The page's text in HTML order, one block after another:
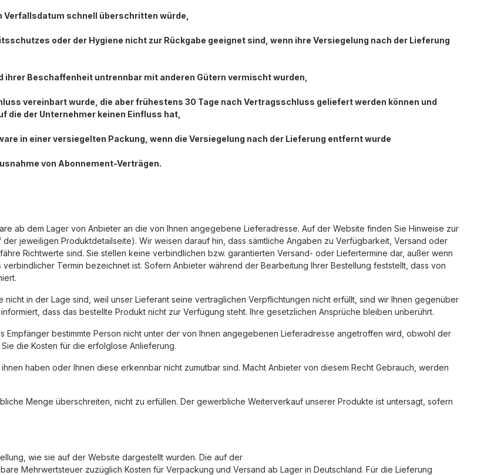
Verfallsdatum schnell überschritten würde,
oder der Hygiene nicht zur Rückgabe geeignet sind, wenn ihre Versiegelung nach der Lieferung
ihrer Beschaffenheit untrennbar mit anderen Gütern vermischt wurden,
vereinbart wurde, die aber frühestens 30 Tage nach Vertragsschluss geliefert werden können und
die der Unternehmer keinen Einfluss hat,
in einer versiegelten Packung, wenn die Versiegelung nach der Lieferung entfernt wurde
von Abonnement-Verträgen.
ab dem Lager von Anbieter an die von Ihnen angegebene Lieferadresse. Auf der Website finden Sie Hinweise zur
jeweiligen Produktdetailseite). Wir weisen darauf hin, dass sämtliche Angaben zu Verfügbarkeit, Versand oder
Richtwerte sind. Sie stellen keine verbindlichen bzw. garantierten Versand- oder Liefertermine dar, außer wenn
Termin bezeichnet ist. Sofern Anbieter während der Bearbeitung Ihrer Bestellung feststellt, dass von
in der Lage sind, weil unser Lieferant seine vertraglichen Verpflichtungen nicht erfüllt, sind wir Ihnen gegenüber
dass das bestellte Produkt nicht zur Verfügung steht. Ihre gesetzlichen Ansprüche bleiben unberührt.
Empfänger bestimmte Person nicht unter der von Ihnen angegebenen Lieferadresse angetroffen wird, obwohl der
die Kosten für die erfolglose Anlieferung.
haben oder Ihnen diese erkennbar nicht zumutbar sind. Macht Anbieter von diesem Recht Gebrauch, werden
Menge überschreiten, nicht zu erfüllen. Der gewerbliche Weiterverkauf unserer Produkte ist untersagt, sofern
wie sie auf der Website dargestellt wurden. Die auf der
Mehrwertsteuer zuzüglich Kosten für Verpackung und Versand ab Lager in Deutschland. Für die Lieferung